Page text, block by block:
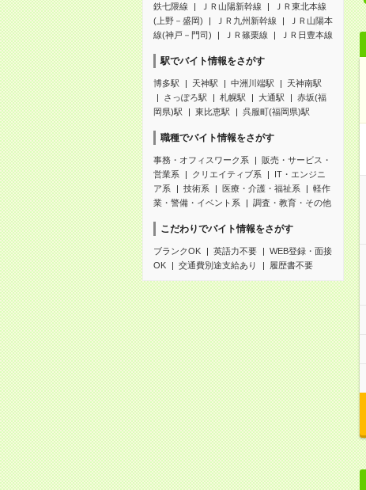
鉄七隈線
ＪＲ山陽新幹線
ＪＲ東北本線
(上野－盛岡)
ＪＲ九州新幹線
ＪＲ山陽本
線(神戸－門司)
ＪＲ篠栗線 ＪＲ日豊本線
駅でバイト情報をさがす
博多駅 天神駅 中洲川端駅
天神南駅
さっぽろ駅
札幌駅 大通駅
赤坂(福
岡県)駅
東比恵駅 呉服町(福岡県)駅
職種でバイト情報をさがす
事務・オフィスワーク系
販売・サービス・
営業系
クリエイティブ系
IT・エンジニ
ア系
技術系 医療・介護・福祉系
軽作
業・警備・イベント系
調査・教育・その他
こだわりでバイト情報をさがす
ブランクOK 英語力不要
WEB登録・面接
OK
交通費別途支給あり 履歴書不要